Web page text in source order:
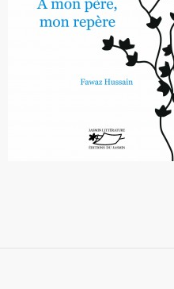
À mon père, mon repère
18,50 €